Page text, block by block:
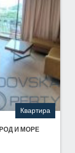
Квартира
И МОРЕ